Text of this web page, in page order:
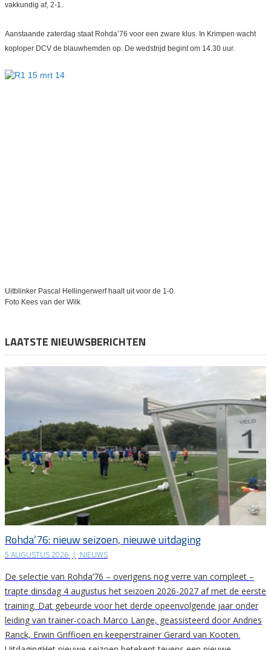
vakkundig af, 2-1.
Aanstaande zaterdag staat Rohda’76 voor een zware klus. In Krimpen wacht
koploper DCV de blauwhemden op. De wedstrijd begint om 14.30 uur.
Uitblinker Pascal Hellingerwerf haalt uit voor de 1-0.
Foto Kees van der Wilk
LAATSTE NIEUWSBERICHTEN
Rohda’76: nieuw seizoen, nieuwe uitdaging
5 AUGUSTUS 2026 | NIEUWS
De selectie van Rohda’76 – overigens nog verre van compleet –
trapte dinsdag 4 augustus het seizoen 2026-2027 af met de eerste
training. Dat gebeurde voor het derde opeenvolgende jaar onder
leiding van trainer-coach Marco Lange, geassisteerd door Andries
Ranck, Erwin Griffioen en keeperstrainer Gerard van Kooten.